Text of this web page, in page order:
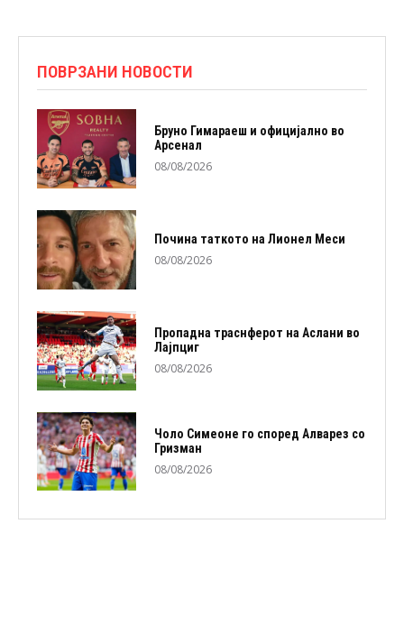
ПОВРЗАНИ НОВОСТИ
Бруно Гимараеш и официјално во
Арсенал
08/08/2026
Почина таткото на Лионел Меси
08/08/2026
Пропадна траснферот на Аслани во
Лајпциг
08/08/2026
Чоло Симеоне го според Алварез со
Гризман
08/08/2026